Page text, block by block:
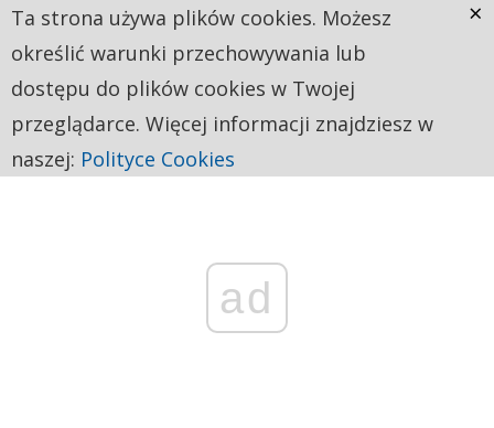
ad
Ta strona używa plików cookies. Możesz
określić warunki przechowywania lub
dostępu do plików cookies w Twojej
przeglądarce. Więcej informacji znajdziesz w
naszej: Polityce Cookies
×